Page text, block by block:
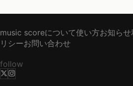
music scoreについて使い方お知らせ
リシーお問い合わせ
follow